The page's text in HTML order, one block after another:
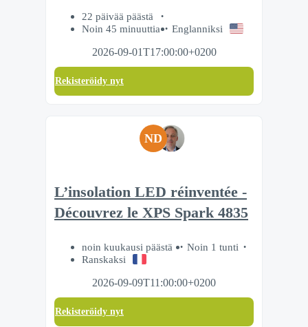
22 päivää päästä
Noin 45 minuuttia
Englanniksi
2026-09-01T17:00:00+0200
Rekisteröidy nyt
ND
L’insolation LED réinventée -
Découvrez le XPS Spark 4835
noin kuukausi päästä
Noin 1 tunti
Ranskaksi
2026-09-09T11:00:00+0200
Rekisteröidy nyt